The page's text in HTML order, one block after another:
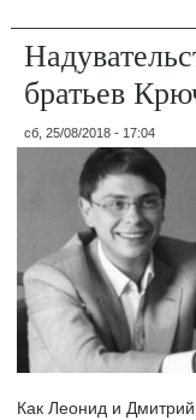
братьев
сб, 25/08/2018 - 17:04
Как Леонид и